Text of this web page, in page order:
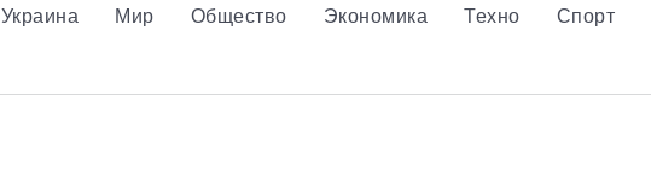
Украина Мир Общество Экономика Техно Спорт